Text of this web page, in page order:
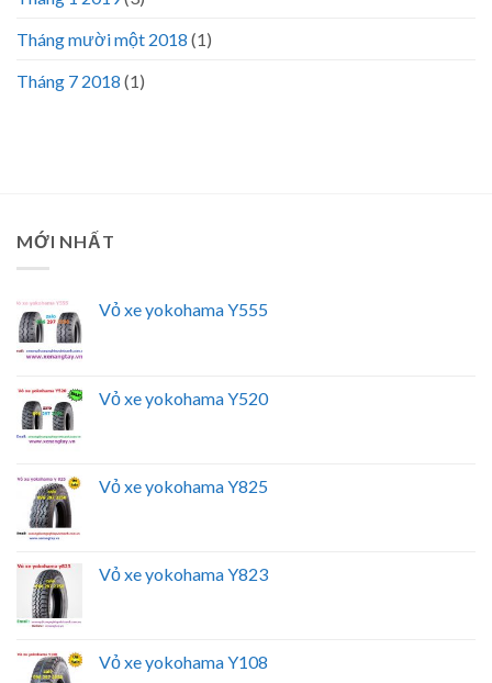
Tháng mười một 2018 (1)
Tháng 7 2018 (1)
MỚI NHẤT
Vỏ xe yokohama Y555
Vỏ xe yokohama Y520
Vỏ xe yokohama Y825
Vỏ xe yokohama Y823
Vỏ xe yokohama Y108